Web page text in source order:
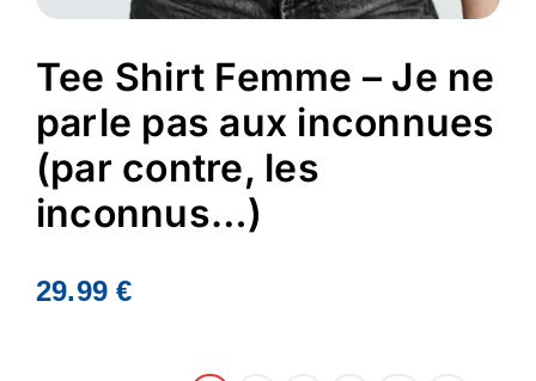
Tee Shirt Femme – Je ne
parle pas aux inconnues
(par contre, les
inconnus…)
29.99€